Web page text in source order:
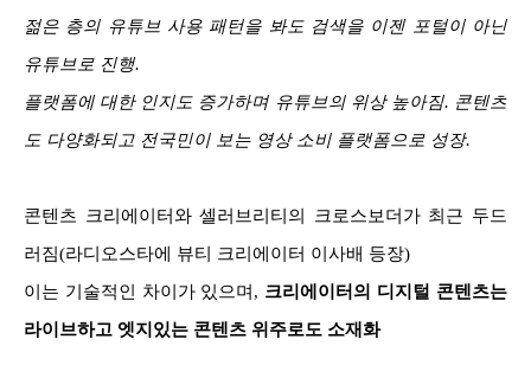
젊은 층의 유튜브 사용 패턴을 봐도 검색을 이젠 포털이 아닌
유튜브로 진행.
플랫폼에 대한 인지도 증가하며 유튜브의 위상 높아짐. 콘텐츠
도 다양화되고 전국민이 보는 영상 소비 플랫폼으로 성장.
콘텐츠 크리에이터와 셀러브리티의 크로스보더가 최근 두드
러짐(라디오스타에 뷰티 크리에이터 이사배 등장)
이는 기술적인 차이가 있으며, 크리에이터의 디지털 콘텐츠는
라이브하고 엣지있는 콘텐츠 위주로도 소재화